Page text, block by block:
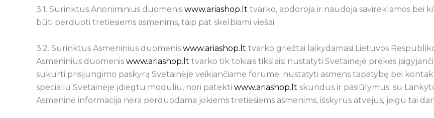
3.1. Surinktus Anoniminius duomenis www.ariashop.lt tvarko, apdoroja ir naudoja savireklamos bei
būti perduoti tretiesiems asmenims, taip pat skelbiami viešai.
3.2. Surinktus Asmeninius duomenis www.ariashop.lt tvarko griežtai laikydamasi Lietuvos
Asmeninius duomenis www.ariashop.lt tvarko tik tokiais tikslais: nustatyti Svetainėje prekes
sukurti prisijungimo paskyrą Svetainėje veikiančiame forume; nustatyti asmens tapatybę bei
specialiu Svetainėje įdiegtu moduliu, nori patekti www.ariashop.lt skundus ir pasiūlymus; su
Asmeninė informacija nėra perduodama jokiems tretiesiems asmenims, išskyrus atvejus, jeigu tai